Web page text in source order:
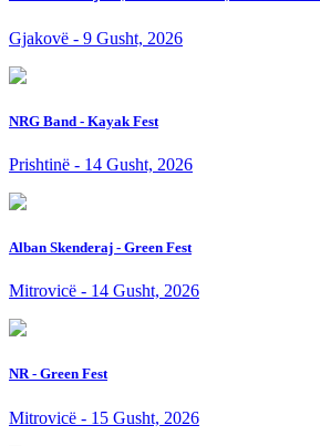
Gjakovë - 9 Gusht, 2026
NRG Band - Kayak Fest
Prishtinë - 14 Gusht, 2026
Alban Skenderaj - Green Fest
Mitrovicë - 14 Gusht, 2026
NR - Green Fest
Mitrovicë - 15 Gusht, 2026